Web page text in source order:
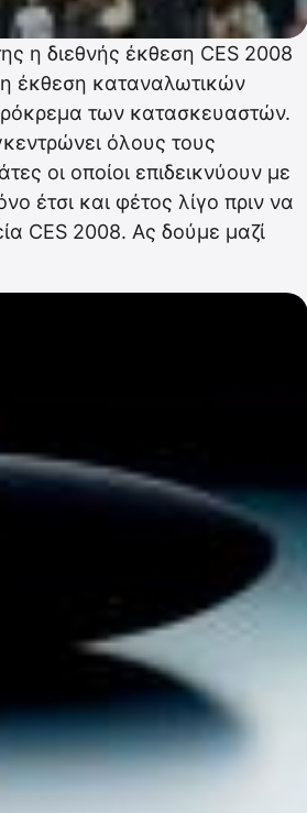
η διεθνής έκθεση CES 2008
έκθεση καταναλωτικών
των κατασκευαστών.
όλους τους
οι οποίοι επιδεικνύουν με
έτσι και φέτος λίγο πριν να
CES 2008. Ας δούμε μαζί